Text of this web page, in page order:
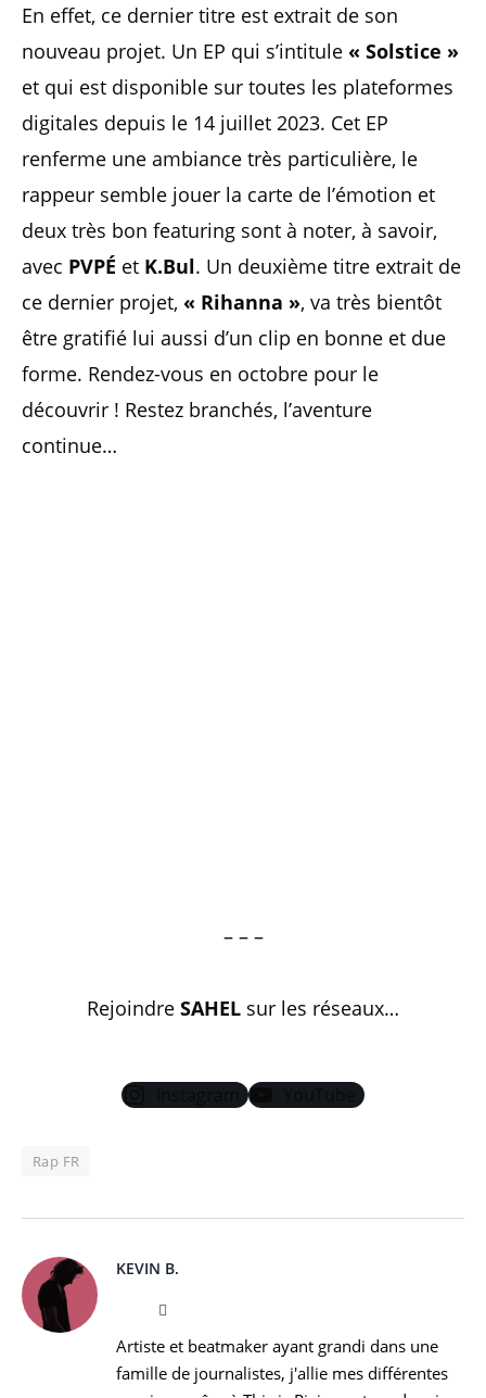
En effet, ce dernier titre est extrait de son
nouveau projet. Un EP qui s’intitule « Solstice »
et qui est disponible sur toutes les plateformes
digitales depuis le 14 juillet 2023. Cet EP
renferme une ambiance très particulière, le
rappeur semble jouer la carte de l’émotion et
deux très bon featuring sont à noter, à savoir,
avec PVPÉ et K.Bul. Un deuxième titre extrait de
ce dernier projet, « Rihanna », va très bientôt
être gratifié lui aussi d’un clip en bonne et due
forme. Rendez-vous en octobre pour le
découvrir ! Restez branchés, l’aventure
continue…
– – –
Rejoindre SAHEL sur les réseaux…
Rap FR
KEVIN B.
Website
Artiste et beatmaker ayant grandi dans une
famille de journalistes, j'allie mes différentes